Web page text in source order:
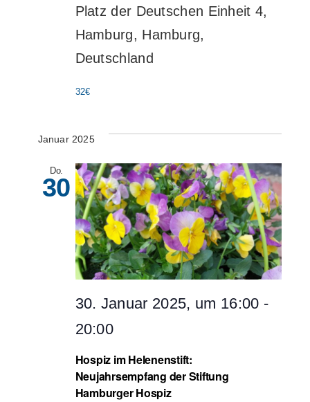
Platz der Deutschen Einheit 4,
Hamburg, Hamburg,
Deutschland
32€
Januar 2025
Do.
30
Hospiz im Helenenstift:
Neujahrsempfang der Stiftung
Hamburger Hospiz
30. Januar 2025, um 16:00 -
20:00